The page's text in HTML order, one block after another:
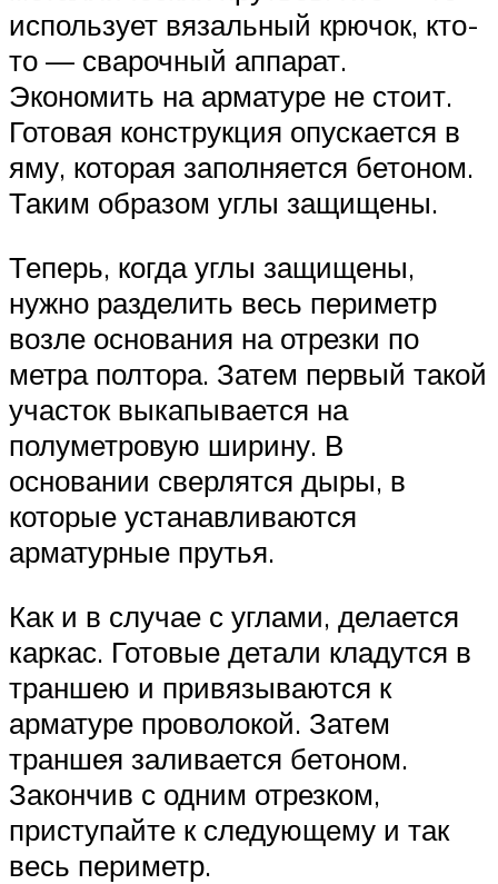
использует вязальный крючок, кто-
то — сварочный аппарат.
Экономить на арматуре не стоит.
Готовая конструкция опускается в
яму, которая заполняется бетоном.
Таким образом углы защищены.
Теперь, когда углы защищены,
нужно разделить весь периметр
возле основания на отрезки по
метра полтора. Затем первый такой
участок выкапывается на
полуметровую ширину. В
основании сверлятся дыры, в
которые устанавливаются
арматурные прутья.
Как и в случае с углами, делается
каркас. Готовые детали кладутся в
траншею и привязываются к
арматуре проволокой. Затем
траншея заливается бетоном.
Закончив с одним отрезком,
приступайте к следующему и так
весь периметр.